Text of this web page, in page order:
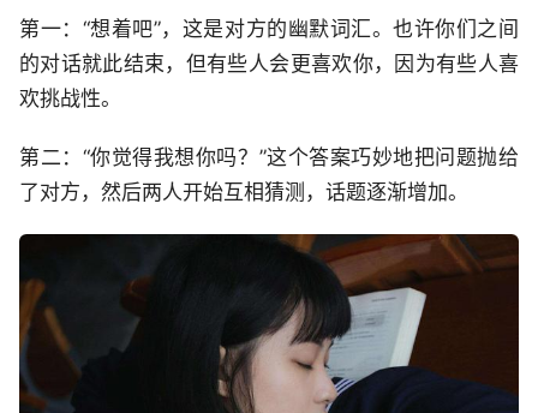
第一：“想着吧”，这是对方的幽默词汇。也许你们之间
的对话就此结束，但有些人会更喜欢你，因为有些人喜
欢挑战性。
第二：“你觉得我想你吗？”这个答案巧妙地把问题抛给
了对方，然后两人开始互相猜测，话题逐渐增加。